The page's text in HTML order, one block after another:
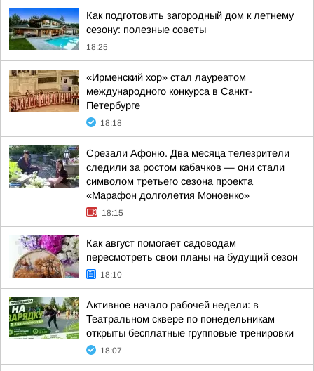
Как подготовить загородный дом к летнему
сезону: полезные советы
18:25
«Ирменский хор» стал лауреатом
международного конкурса в Санкт-
Петербурге
18:18
Срезали Афоню. Два месяца телезрители
следили за ростом кабачков — они стали
символом третьего сезона проекта
«Марафон долголетия Моноенко»
18:15
Как август помогает садоводам
пересмотреть свои планы на будущий сезон
18:10
Активное начало рабочей недели: в
Театральном сквере по понедельникам
открыты бесплатные групповые тренировки
18:07